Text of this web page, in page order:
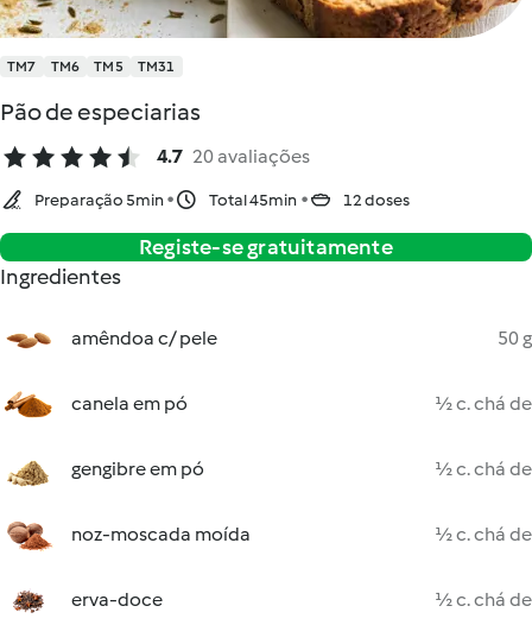
TM7 TM6 TM5 TM31
Pão de especiarias
4.7 20 avaliações
Preparação 5min Total 45min 12 doses
Registe-se gratuitamente
Ingredientes
amêndoa c/ pele 50 g
canela em pó ½ c. chá de
gengibre em pó ½ c. chá de
noz-moscada moída ½ c. chá de
erva-doce ½ c. chá de